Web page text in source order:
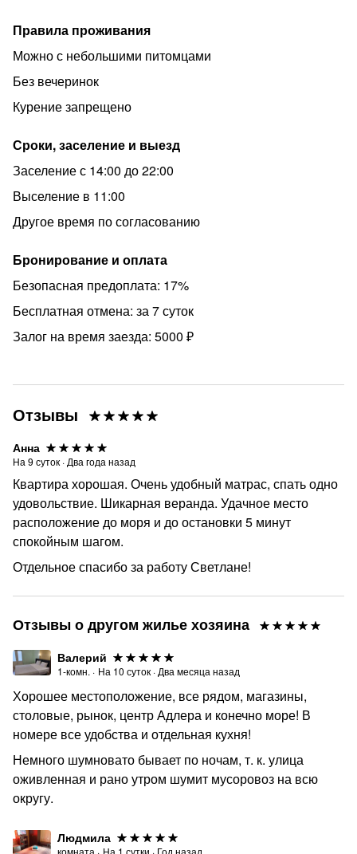
Правила проживания
Можно с небольшими питомцами
Без вечеринок
Курение запрещено
Сроки, заселение и выезд
Заселение с 14:00 до 22:00
Выселение в 11:00
Другое время по согласованию
Бронирование и оплата
Безопасная предоплата: 17%
Бесплатная отмена: за 7 суток
Залог на время заезда: 5000 ₽
Отзывы
Анна
На 9 суток · Два года назад
Квартира хорошая. Очень удобный матрас, спать одно
удовольствие. Шикарная веранда. Удачное место
расположение до моря и до остановки 5 минут
спокойным шагом.
Отдельное спасибо за работу Светлане!
Отзывы о другом жилье хозяина
Валерий
1-комн. · На 10 суток · Два месяца назад
Хорошее местоположение, все рядом, магазины,
столовые, рынок, центр Адлера и конечно море! В
номере все удобства и отдельная кухня!
Немного шумновато бывает по ночам, т. к. улица
оживленная и рано утром шумит мусоровоз на всю
округу.
Людмила
комната · На 1 сутки · Год назад